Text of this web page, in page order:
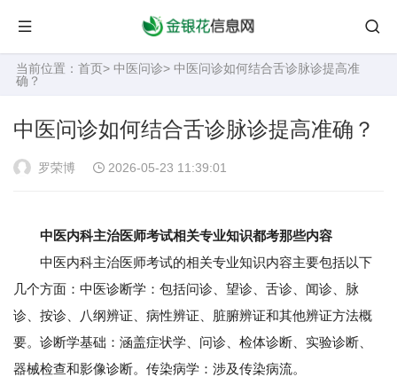
当前位置： 首页> 中医问诊> 中医问诊如何结合舌诊脉诊提高准
确？
中医问诊如何结合舌诊脉诊提高准确？
罗荣博 2026-05-23 11:39:01
中医内科主治医师考试相关专业知识都考那些内容
中医内科主治医师考试的相关专业知识内容主要包括以下
几个方面：中医诊断学：包括问诊、望诊、舌诊、闻诊、脉
诊、按诊、八纲辨证、病性辨证、脏腑辨证和其他辨证方法概
要。诊断学基础：涵盖症状学、问诊、检体诊断、实验诊断、
器械检查和影像诊断。传染病学：涉及传染病流。